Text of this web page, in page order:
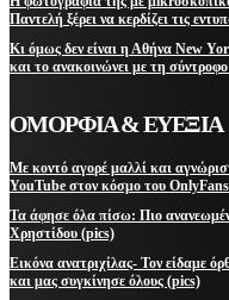
Παντελή ξέρει να κερδίζει τις
Κι όμως δεν είναι η Αθήνα New
και το ανακοινώνει με τη
ΟΜΟΡΦΙΑ & ΕΥΕΞΙΑ
Με κοντό αγορέ μαλλί και
YouTube στον κόσμο του
Τα άφησε όλα πίσω: Πιο
Χρηστίδου (pics)
Εικόνα ανατριχίλας- Τον είδαμε
και μας συγκίνησε όλους (pics)